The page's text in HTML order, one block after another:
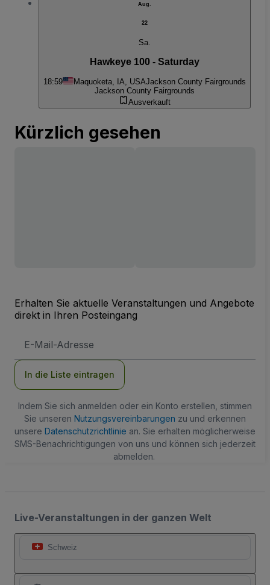
Aug.
22
Sa.
Hawkeye 100 - Saturday
18:59 Maquoketa, IA, USAJackson County Fairgrounds
Jackson County Fairgrounds
Ausverkauft
Kürzlich gesehen
Erhalten Sie aktuelle Veranstaltungen und Angebote
direkt in Ihren Posteingang
Mail-
In die Liste eintragen
Indem Sie sich anmelden oder ein Konto erstellen, stimmen
Sie unseren Nutzungsvereinbarungen zu und erkennen
unsere Datenschutzrichtlinie an. Sie erhalten möglicherweise
SMS-Benachrichtigungen von uns und können sich jederzeit
abmelden.
Live-Veranstaltungen in der ganzen Welt
Schweiz